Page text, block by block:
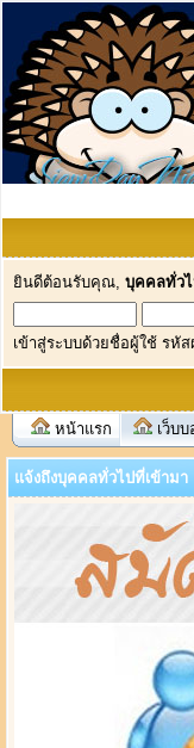
ยินดีต้อนรับคุณ, บุคคลทั่ว
เข้าสู่ระบบด้วยชื่อผู้ใช้ รหั
หน้าแรก เว็บ
แจ้งถึงบุคคลทั่วไปที่เข้ามา